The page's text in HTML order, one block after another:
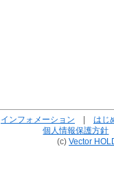
インフォメーション | はじ
個人情報保護方針
(c) Vector